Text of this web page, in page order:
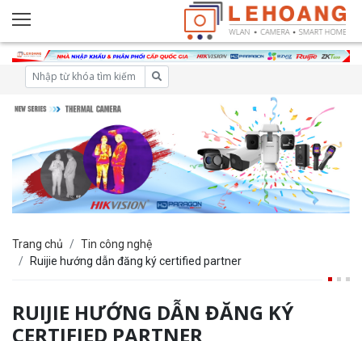
Ruijie hướng dẫn đăng ký certified partner
RUIJIE HƯỚNG DẪN ĐĂNG KÝ
CERTIFIED PARTNER